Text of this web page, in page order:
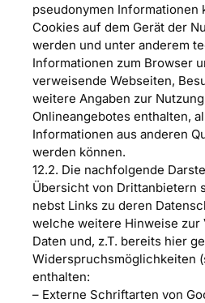
pseudonymen Informationen
Cookies auf dem Gerät der
werden und unter anderem
Informationen zum Browser
verweisende Webseiten,
weitere Angaben zur
Onlineangebotes enthalten,
Informationen aus anderen
werden können.
12.2. Die nachfolgende
Übersicht von Drittanbietern
nebst Links zu deren
welche weitere Hinweise zur
Daten und, z.T. bereits hier
Widerspruchsmöglichkeiten
enthalten:
– Externe Schriftarten von